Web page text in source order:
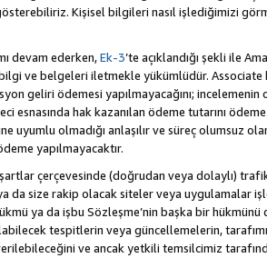
Kişisel bilgileri nasıl işlediğimizi
devam ederken,Ek-3’te açıklandığı şekli ile
ve belgeleri iletmekle yükümlüdür. Associate
geliri ödemesi yapılmayacağını; incelemenin
hak kazanılan ödeme tutarını ödeme
olmadığı anlaşılır ve süreç olumsuz
yapılmayacaktır.
çerçevesinde (doğrudan veya dolaylı)
size rakip olacak siteler veya uygulamalar
ya da işbu Sözleşme’nin başka bir hükmünü
tespitlerin veya güncellemelerin,
ve ancak yetkili temsilcimiz